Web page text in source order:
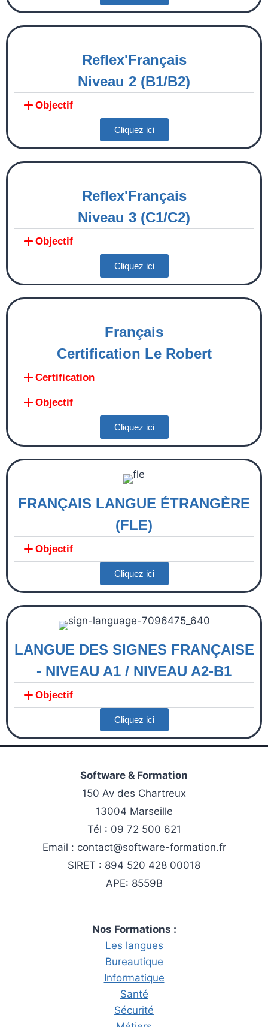
Reflex'Français
Niveau 2 (B1/B2)
Objectif
Cliquez ici
Reflex'Français
Niveau 3 (C1/C2)
Objectif
Cliquez ici
Français
Certification Le Robert
Certification
Objectif
Cliquez ici
FRANÇAIS LANGUE ÉTRANGÈRE
(FLE)
Objectif
Cliquez ici
LANGUE DES SIGNES FRANÇAISE
- NIVEAU A1 / NIVEAU A2-B1
Objectif
Cliquez ici
Software & Formation
150 Av des Chartreux
13004 Marseille
Tél : 09 72 500 621
Email : contact@software-formation.fr
SIRET : 894 520 428 00018
APE: 8559B
Nos Formations :
Les langues
Bureautique
Informatique
Santé
Sécurité